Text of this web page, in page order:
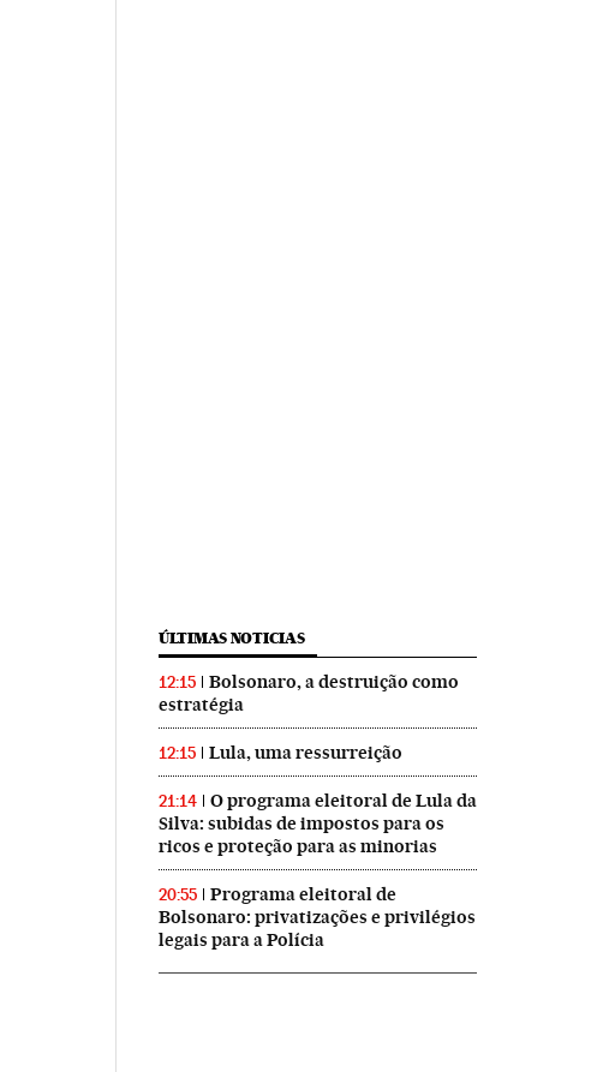
ÚLTIMAS NOTICIAS
12:15
Bolsonaro, a destruição como
estratégia
12:15 Lula, uma ressurreição
21:14
O programa eleitoral de Lula da
Silva: subidas de impostos para os
ricos e proteção para as minorias
20:55
Programa eleitoral de
Bolsonaro: privatizações e privilégios
legais para a Polícia